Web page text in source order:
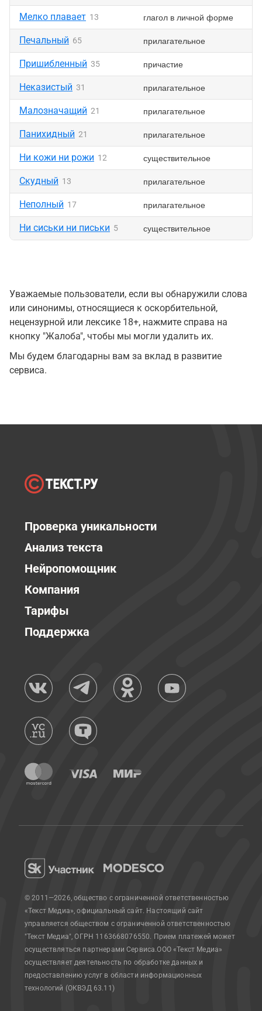
Мелко плавает 13 глагол в личной форме
Печальный 65 прилагательное
Пришибленный 35 причастие
Неказистый 31 прилагательное
Малозначащий 21 прилагательное
Панихидный 21 прилагательное
Ни кожи ни рожи 12 существительное
Скудный 13 прилагательное
Неполный 17 прилагательное
Ни сиськи ни письки 5 существительное
Уважаемые пользователи, если вы обнаружили слова
или синонимы, относящиеся к оскорбительной,
нецензурной или лексике 18+, нажмите справа на
кнопку "Жалоба", чтобы мы могли удалить их.
Мы будем благодарны вам за вклад в развитие
сервиса.
Проверка уникальности
Анализ текста
Нейропомощник
Компания
Тарифы
Поддержка
© 2011—2026, общество с ограниченной ответственностью
«Текст Медиа», официальный сайт. Настоящий сайт
управляется обществом с ограниченной ответственностью
"Текст Медиа", ОГРН 1163668076550. Прием платежей может
осуществляться партнерами Сервиса.ООО «Текст Медиа»
осуществляет деятельность по обработке данных и
предоставлению услуг в области информационных
технологий (ОКВЭД 63.11)